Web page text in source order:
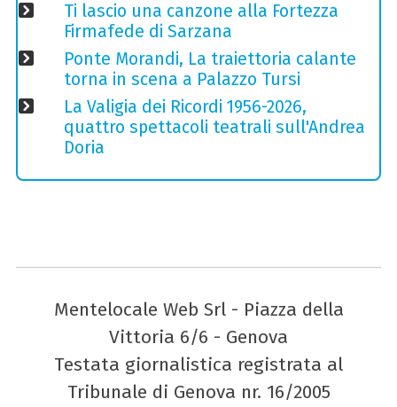
Ti lascio una canzone alla Fortezza
Firmafede di Sarzana
Ponte Morandi, La traiettoria calante
torna in scena a Palazzo Tursi
La Valigia dei Ricordi 1956-2026,
quattro spettacoli teatrali sull'Andrea
Doria
Mentelocale Web Srl - Piazza della
Vittoria 6/6 - Genova
Testata giornalistica registrata al
Tribunale di Genova nr. 16/2005